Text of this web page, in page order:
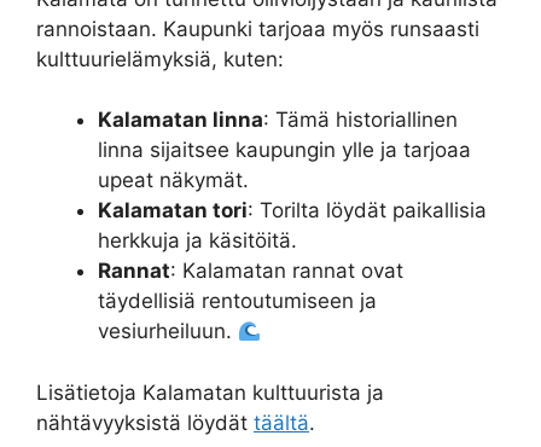
rannoistaan. Kaupunki tarjoaa myös runsaasti
kulttuurielämyksiä, kuten:
Kalamatan linna: Tämä historiallinen
linna sijaitsee kaupungin ylle ja tarjoaa
upeat näkymät.
Kalamatan tori: Torilta löydät paikallisia
herkkuja ja käsitöitä.
Rannat: Kalamatan rannat ovat
täydellisiä rentoutumiseen ja
vesiurheiluun.
Lisätietoja Kalamatan kulttuurista ja
nähtävyyksistä löydät täältä.